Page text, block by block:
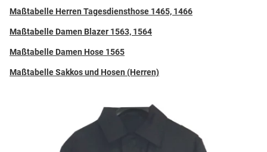
Maßtabelle Herren Tagesdiensthose 1465, 1466
Maßtabelle Damen Blazer 1563, 1564
Maßtabelle Damen Hose 1565
Maßtabelle Sakkos und Hosen (Herren)